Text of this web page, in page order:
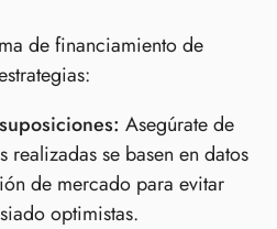
de financiamiento de
Asegúrate de
realizadas se basen en datos
de mercado para evitar
optimistas.